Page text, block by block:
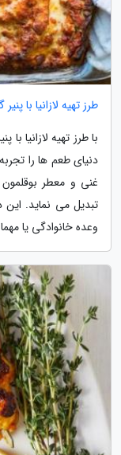
طرز تهیه لازانیا با
با طرز تهیه لازانیا
دنیای طعم ها را
غنی و معطر بوقلمون
تبدیل می نماید.
وعده خانوادگی یا